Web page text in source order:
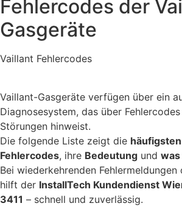
Fehlercodes der
Gasgeräte
Vaillant Fehlercodes
Vaillant-Gasgeräte verfügen über ein
Diagnosesystem, das über
Störungen hinweist.
Die folgende Liste zeigt die
Fehlercodes, ihre Bedeutung und was
Bei wiederkehrenden
hilft der InstallTech Kundendienst
3411 – schnell und zuverlässig.